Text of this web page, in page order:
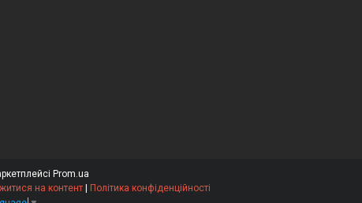
Prom.ua
на контент
Політика конфіденційності